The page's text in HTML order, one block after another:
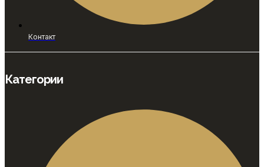
Контакт
Категории